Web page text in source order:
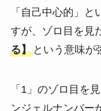
「自己中心的」
すが、ゾロ目を見
る】という意味が
「1」のゾロ目を
ンジェルナンバー